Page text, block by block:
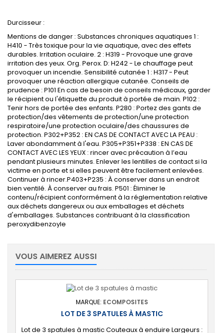
Durcisseur :
Mentions de danger : Substances chroniques aquatiques 1 :
H410 - Très toxique pour la vie aquatique, avec des effets
durables. Irritation oculaire. 2 : H319 - Provoque une grave
irritation des yeux. Org. Perox. D: H242 - Le chauffage peut
provoquer un incendie. Sensibilité cutanée 1 : H317 - Peut
provoquer une réaction allergique cutanée. Conseils de
prudence : P101 En cas de besoin de conseils médicaux, garder
le récipient ou l'étiquette du produit à portée de main. P102 :
Tenir hors de portée des enfants. P280 : Portez des gants de
protection/des vêtements de protection/une protection
respiratoire/une protection oculaire/des chaussures de
protection. P302+P352 : EN CAS DE CONTACT AVEC LA PEAU :
Laver abondamment à l'eau. P305+P351+P338 : EN CAS DE
CONTACT AVEC LES YEUX : rincer avec précaution à l’eau
pendant plusieurs minutes. Enlever les lentilles de contact si la
victime en porte et si elles peuvent être facilement enlevées.
Continuer à rincer.P403+P235 : À conserver dans un endroit
bien ventilé. À conserver au frais. P501 : Éliminer le
contenu/récipient conformément à la réglementation relative
aux déchets dangereux ou aux emballages et déchets
d'emballages. Substances contribuant à la classification
peroxydibenzoyle
VOUS AIMEREZ AUSSI
MARQUE: ECOMPOSITES
LOT DE 3 SPATULES À MASTIC
Lot de 3 spatules à mastic Couteaux à enduire Largeurs :